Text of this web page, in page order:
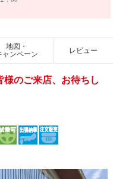
地図・
ャンペーン
レビュー
のご来店、お待ちし